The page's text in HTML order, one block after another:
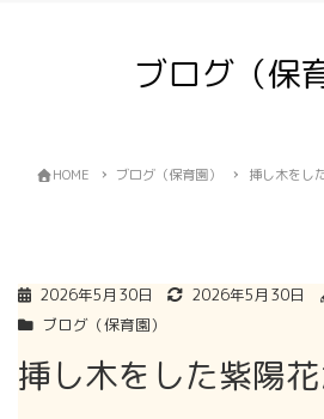
ブログ（保
HOME ブログ（保育園） 挿し木をし
2026年5月30日 2026年5月30日
ブログ（保育園）
挿し木をした紫陽